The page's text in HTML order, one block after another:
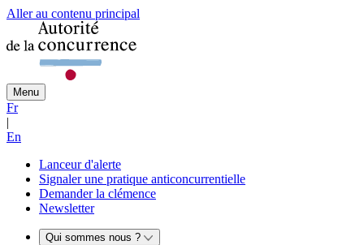
Aller au contenu principal
Menu
Fr
|
En
Lanceur d'alerte
Signaler une pratique anticoncurrentielle
Demander la clémence
Newsletter
Qui sommes nous ?